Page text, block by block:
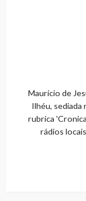
Maurício de
Ilhéu, sediada
rubrica
rádios